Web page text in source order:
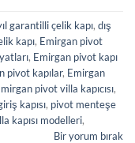
garantilli çelik kapı, dış
kapı, Emirgan pivot
, Emirgan pivot kapı
pivot kapılar, Emirgan
pivot villa kapıcısı,
kapısı, pivot menteşe
kapısı modelleri,
Bir yorum bırak